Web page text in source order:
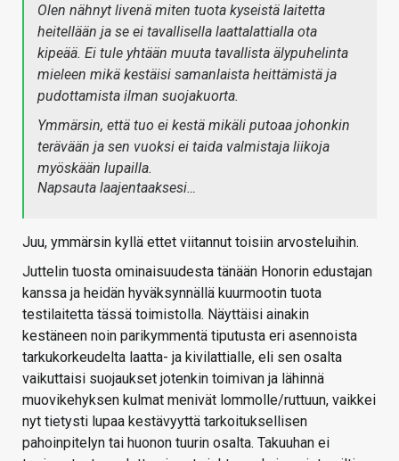
Olen nähnyt livenä miten tuota kyseistä laitetta
heitellään ja se ei tavallisella laattalattialla ota
kipeää. Ei tule yhtään muuta tavallista älypuhelinta
mieleen mikä kestäisi samanlaista heittämistä ja
pudottamista ilman suojakuorta.
Ymmärsin, että tuo ei kestä mikäli putoaa johonkin
terävään ja sen vuoksi ei taida valmistaja liikoja
myöskään lupailla.
Napsauta laajentaaksesi…
Juu, ymmärsin kyllä ettet viitannut toisiin arvosteluihin.
Juttelin tuosta ominaisuudesta tänään Honorin edustajan
kanssa ja heidän hyväksynnällä kuurmootin tuota
testilaitetta tässä toimistolla. Näyttäisi ainakin
kestäneen noin parikymmentä tiputusta eri asennoista
tarkukorkeudelta laatta- ja kivilattialle, eli sen osalta
vaikuttaisi suojaukset jotenkin toimivan ja lähinnä
muovikehyksen kulmat menivät lommolle/ruttuun, vaikkei
nyt tietysti lupaa kestävyyttä tarkoituksellisen
pahoinpitelyn tai huonon tuurin osalta. Takuuhan ei